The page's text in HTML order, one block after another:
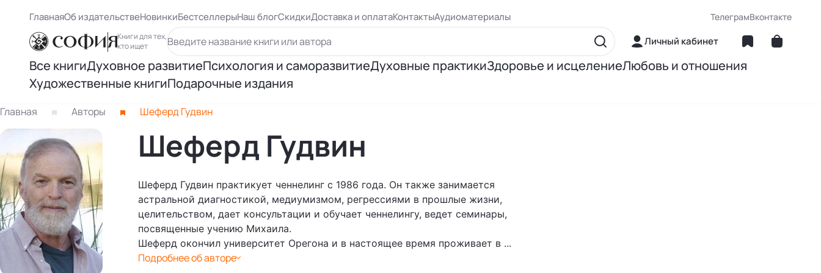
ГлавнаяОб издательствеНовинкиБестселлерыНаш блогСкидкиДоставка и оплатаКонтактыАудиоматериалы ТелеграмВконтакте
Книги для тех,
кто ищет
Личный кабинет
Все книгиДуховное развитие
Духовный рост
Восточная философия
Человек и вселенная
Нью Эйдж и ченнелинг
Книги Ошо
Психология и саморазвитие
Самосовершенствование
Психология отношений
Психология успеха
Книги Лиз Бурбо
Духовные практики
Цигун, рэйки
Здоровье и исцелениеЛюбовь и отношения
Художественные книги
Книги Карлоса Кастанеды
Книги Ричарда Баха
Другие книги раздела
Подарочные издания
Главная Авторы Шеферд Гудвин
Шеферд Гудвин
Шеферд Гудвин практикует ченнелинг с 1986 года. Он также занимается
астральной диагностикой, медиумизмом, регрессиями в прошлые жизни,
целительством, дает консультации и обучает ченнелингу, ведет семинары,
посвященные учению Михаила.
Шеферд окончил университет Орегона и в настоящее время проживает в ...
Подробнее об авторе